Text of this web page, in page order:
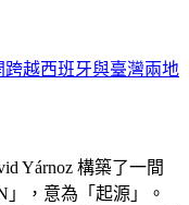
越西班牙與臺灣兩地
Yárnoz 構築了一間
，意為「起源」。